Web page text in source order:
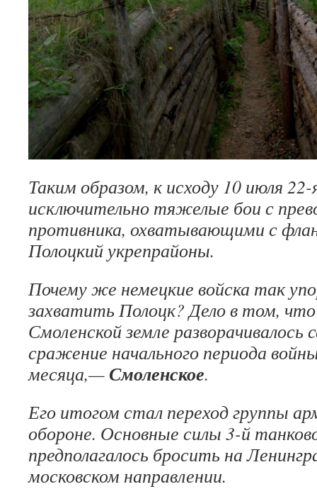
Таким образом, к исходу 10 июля 22-
исключительно тя­желые бои с
противника, охватывающими с
Полоцкий укрепрайоны.
Почему же немецкие войска так
захватить Полоцк? Дело в том,
Смоленской земле раз­ворачивалось
сражение начального периода
месяца,— Смоленское.
Его итогом стал переход группы
обороне. Основные силы 3-й
предполагалось бросить на
московском направлении.